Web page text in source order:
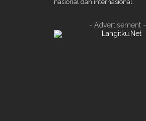
nasional dan internasional.
- Advertisement -